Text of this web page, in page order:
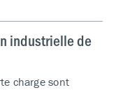
industrielle de
charge sont